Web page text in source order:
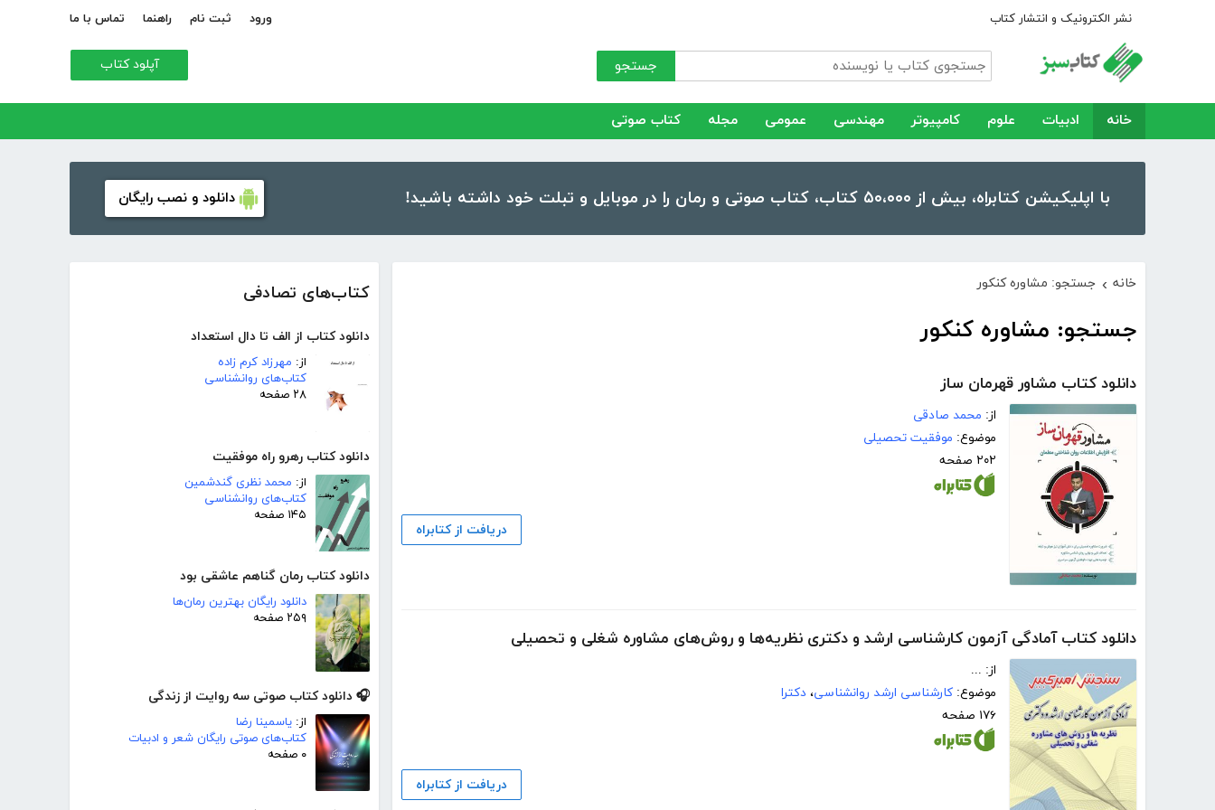
نشر الکترونیک و انتشار کتاب ورود ثبت نام راهنما تماس با ما
جستجو آپلود کتاب
خانه ادبیات علوم کامپیوتر مهندسی عمومی مجله کتاب صوتی
با اپلیکیشن کتابراه، بیش از ۵۰،۰۰۰ کتاب، کتاب صوتی و رمان را در موبایل و تبلت خود داشته باشید! دانلود و نصب رایگان
کتاب‌های تصادفی
دانلود کتاب از الف تا دال استعداد
از: مهرزاد کرم زاده
کتاب‌های روانشناسی
۲۸ صفحه
دانلود کتاب رهرو راه موفقیت
از: محمد نظری گندشمین
کتاب‌های روانشناسی
۱۴۵ صفحه
دانلود کتاب رمان گناهم عاشقی بود
دانلود رایگان بهترین رمان‌ها
۲۵۹ صفحه
🎧 دانلود کتاب صوتی سه روایت از زندگی
از: یاسمینا رضا
کتاب‌های صوتی رایگان شعر و ادبیات
۰ صفحه
خانه › جستجو: مشاوره کنکور
جستجو: مشاوره کنکور
دانلود کتاب مشاور قهرمان ساز
از: محمد صادقی
موضوع: موفقیت تحصیلی
۲۰۲ صفحه
دریافت از کتابراه
دانلود کتاب آمادگی آزمون کارشناسی ارشد و دکتری نظریه‌ها و روش‌های مشاوره شغلی و تحصیلی
از: ...
موضوع: کارشناسی ارشد روانشناسی، دکترا
۱۷۶ صفحه
دریافت از کتابراه